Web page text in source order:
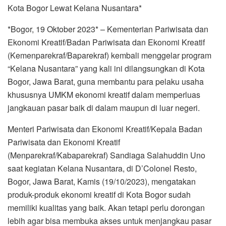
Kota Bogor Lewat Kelana Nusantara*
*Bogor, 19 Oktober 2023* – Kementerian Pariwisata dan
Ekonomi Kreatif/Badan Pariwisata dan Ekonomi Kreatif
(Kemenparekraf/Baparekraf) kembali menggelar program
“Kelana Nusantara” yang kali ini dilangsungkan di Kota
Bogor, Jawa Barat, guna membantu para pelaku usaha
khususnya UMKM ekonomi kreatif dalam memperluas
jangkauan pasar baik di dalam maupun di luar negeri.
Menteri Pariwisata dan Ekonomi Kreatif/Kepala Badan
Pariwisata dan Ekonomi Kreatif
(Menparekraf/Kabaparekraf) Sandiaga Salahuddin Uno
saat kegiatan Kelana Nusantara, di D’Colonel Resto,
Bogor, Jawa Barat, Kamis (19/10/2023), mengatakan
produk-produk ekonomi kreatif di Kota Bogor sudah
memiliki kualitas yang baik. Akan tetapi perlu dorongan
lebih agar bisa membuka akses untuk menjangkau pasar